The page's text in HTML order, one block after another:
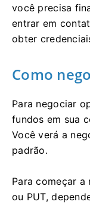
você precisa
entrar em
obter
Como
Para negociar
fundos em sua
Você verá a
padrão.
Para começar a
ou PUT,